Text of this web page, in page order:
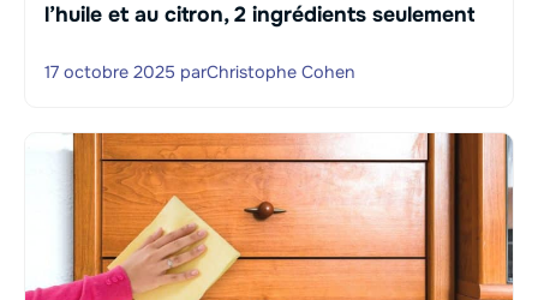
l’huile et au citron, 2 ingrédients seulement
17 octobre 2025 parChristophe Cohen